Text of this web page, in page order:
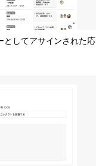
としてアサインされた応